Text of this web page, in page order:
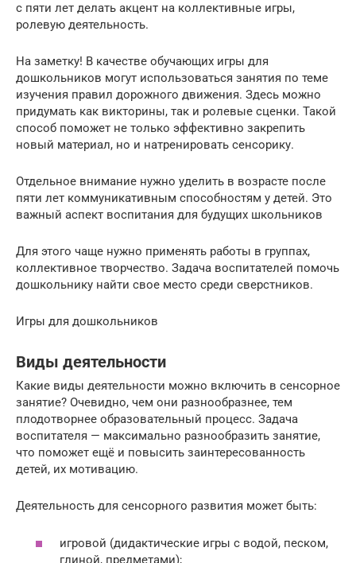
с пяти лет делать акцент на коллективные игры,
ролевую деятельность.
На заметку! В качестве обучающих игры для
дошкольников могут использоваться занятия по теме
изучения правил дорожного движения. Здесь можно
придумать как викторины, так и ролевые сценки. Такой
способ поможет не только эффективно закрепить
новый материал, но и натренировать сенсорику.
Отдельное внимание нужно уделить в возрасте после
пяти лет коммуникативным способностям у детей. Это
важный аспект воспитания для будущих школьников
Для этого чаще нужно применять работы в группах,
коллективное творчество. Задача воспитателей помочь
дошкольнику найти свое место среди сверстников.
Игры для дошкольников
Виды деятельности
Какие виды деятельности можно включить в сенсорное
занятие? Очевидно, чем они разнообразнее, тем
плодотворнее образовательный процесс. Задача
воспитателя — максимально разнообразить занятие,
что поможет ещё и повысить заинтересованность
детей, их мотивацию.
Деятельность для сенсорного развития может быть:
игровой (дидактические игры с водой, песком,
глиной, предметами);